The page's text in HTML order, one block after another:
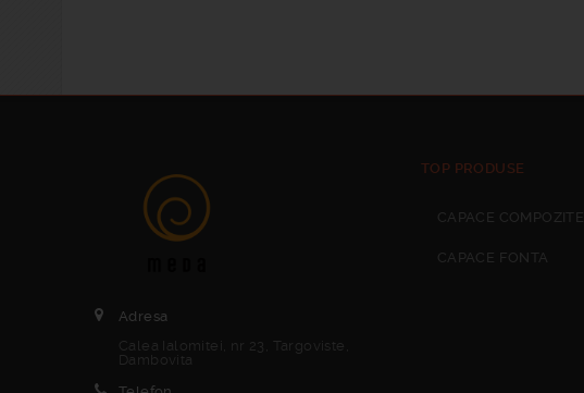
Adresa
Calea Ialomitei, nr 23, Targoviste,
Dambovita
TOP PRODUSE
CAPACE COMPOZITE
CAPACE FONTA